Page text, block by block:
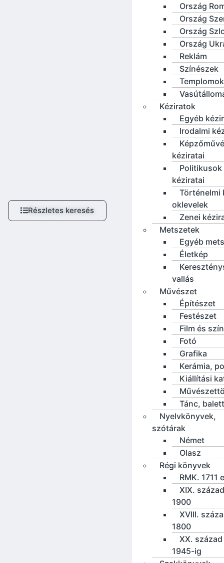
Részletes keresés
Ország
Ország
Ország
Ország
Reklám
Színészek
Templomok
Kéziratok
Egyéb
Irodalmi
kéziratai
Politikusok
kéziratai
Történelmi
oklevelek
Zenei
Metszetek
Egyéb
Életkép
vallás
Művészet
Építészet
Festészet
Film és
Fotó
Grafika
Kerámia,
Kiállítási
Tánc, balett
Nyelvkönyvek,
szótárak
Német
Olasz
Régi könyvek
RMK. 1711
XIX.
1900
XVIII.
1800
XX.
1945-ig